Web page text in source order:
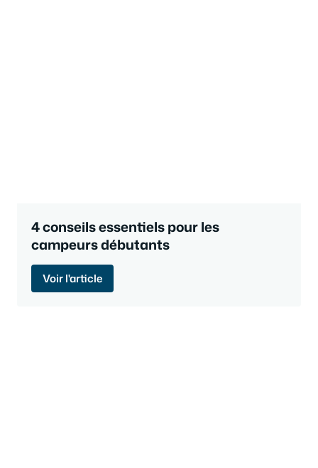
4 conseils essentiels pour les
campeurs débutants
Voir l'article